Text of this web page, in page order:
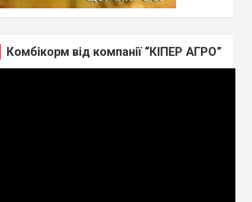
Комбікорм від компанії “КІПЕР АГРО”